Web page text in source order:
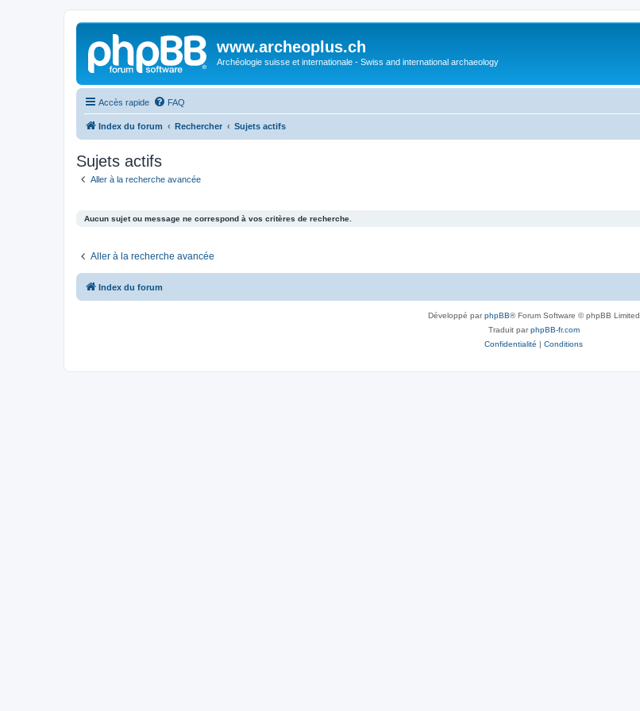
www.archeoplus.ch
Archéologie suisse et internationale - Swiss and international archaeology
Accès rapide FAQ
Index du forum Rechercher Sujets actifs
Sujets actifs
Aller à la recherche avancée
Aucun sujet ou message ne correspond à vos critères de recherche.
Aller à la recherche avancée
Index du forum
Développé parphpBB® Forum Software © phpBB Limited
Traduit parphpBB-fr.com
Confidentialité | Conditions